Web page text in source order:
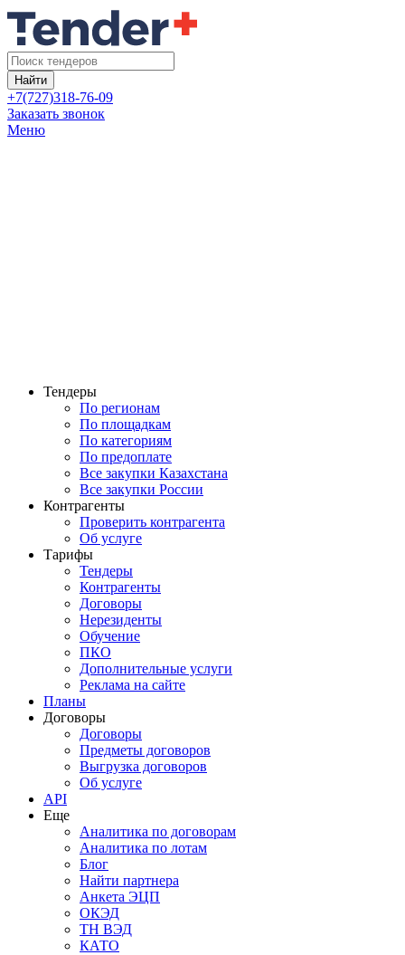
Найти
+7(727)318-76-09
Заказать звонок
Меню
Тендеры
По регионам
По площадкам
По категориям
По предоплате
Все закупки Казахстана
Все закупки России
Контрагенты
Проверить контрагента
Об услуге
Тарифы
Тендеры
Контрагенты
Договоры
Нерезиденты
Обучение
ПКО
Дополнительные услуги
Реклама на сайте
Планы
Договоры
Договоры
Предметы договоров
Выгрузка договоров
Об услуге
API
Еще
Аналитика по договорам
Аналитика по лотам
Блог
Найти партнера
Анкета ЭЦП
ОКЭД
ТН ВЭД
КАТО